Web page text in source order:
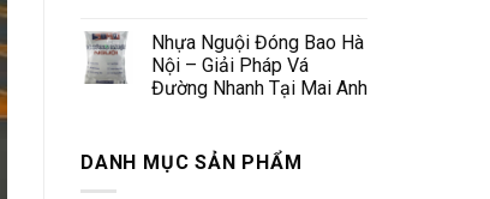
Nhựa Nguội Đóng Bao Hà
Nội – Giải Pháp Vá
Đường Nhanh Tại Mai Anh
DANH MỤC SẢN PHẨM